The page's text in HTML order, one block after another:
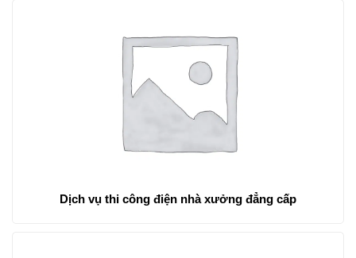
Dịch vụ thi công điện nhà xưởng đẳng cấp